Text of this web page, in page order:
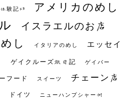
験記S3 アメリカのめし
イスラエルのお店
し イタリアのめし エッセイ
ゲイクルーズ旅日記 ゲイバー
フード スイーツ チェーン店
ドイツ ニューハンプシャー州